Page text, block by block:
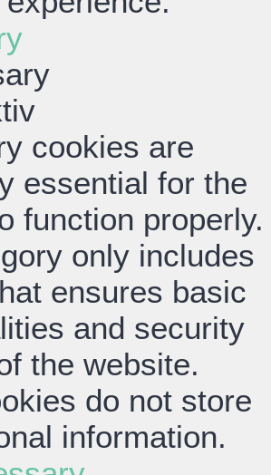
cookies are
essential for the
function properly.
only includes
ensures basic
and security
the website.
do not store
information.